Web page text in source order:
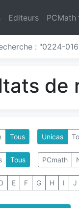
Editeurs PCMath
: "0224-
de
Tous Unicas
Tous PCmath
E F G H I J